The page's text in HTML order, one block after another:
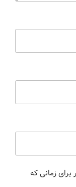
زمانی که